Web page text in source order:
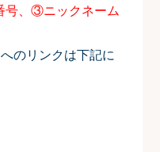
号、③ニックネーム
のリンクは下記に